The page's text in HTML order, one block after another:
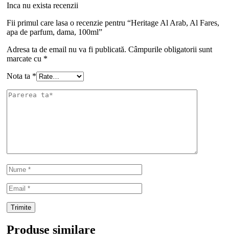
Inca nu exista recenzii
Fii primul care lasa o recenzie pentru “Heritage Al Arab, Al Fares,
apa de parfum, dama, 100ml”
Adresa ta de email nu va fi publicată. Câmpurile obligatorii sunt
marcate cu *
Nota ta *
Produse similare